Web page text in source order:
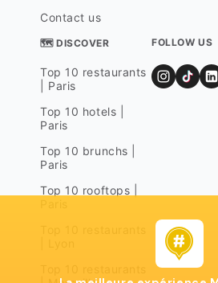
Contact us
🗺 DISCOVER
Top 10 restaurants
| Paris
Top 10 hotels |
Paris
Top 10 brunchs |
Paris
Top 10 rooftops |
FOLLOW US